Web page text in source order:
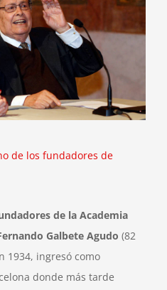
de los fundadores de
de la Academia
Galbete Agudo (82
1934, ingresó como
donde más tarde